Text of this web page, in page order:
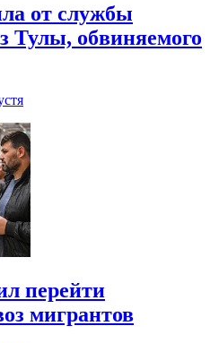
от службы
Тулы, обвиняемого
перейти
мигрантов